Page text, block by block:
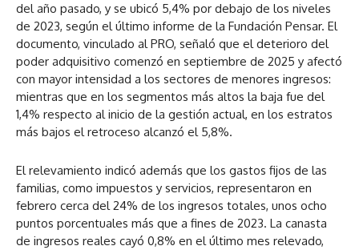
del año pasado, y se ubicó 5,4% por debajo de los niveles
de 2023, según el último informe de la Fundación Pensar. El
documento, vinculado al PRO, señaló que el deterioro del
poder adquisitivo comenzó en septiembre de 2025 y afectó
con mayor intensidad a los sectores de menores ingresos:
mientras que en los segmentos más altos la baja fue del
1,4% respecto al inicio de la gestión actual, en los estratos
más bajos el retroceso alcanzó el 5,8%.
El relevamiento indicó además que los gastos fijos de las
familias, como impuestos y servicios, representaron en
febrero cerca del 24% de los ingresos totales, unos ocho
puntos porcentuales más que a fines de 2023. La canasta
de ingresos reales cayó 0,8% en el último mes relevado,